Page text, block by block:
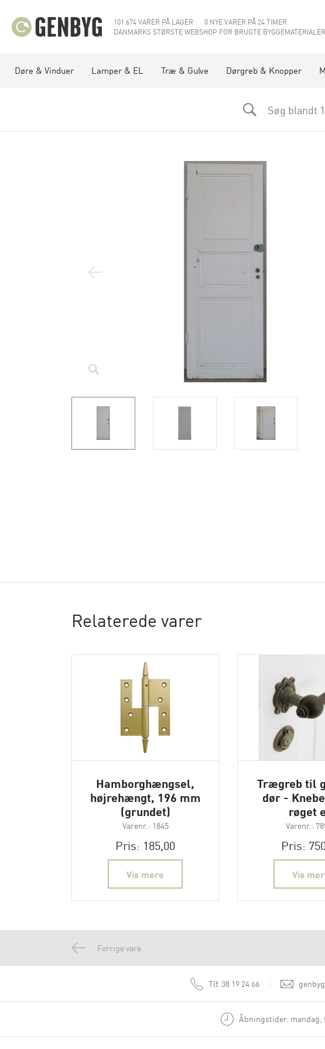
101.674 VARER PÅ LAGER
0 NYE VARER PÅ 24 TIMER
DANMARKS STØRSTE WEBSHOP FOR BRUGTE BYGGEMATERIALER
Døre & Vinduer Lamper & EL Træ & Gulve Dørgreb & Knopper
Søg blandt
Relaterede varer
Hamborghængsel,
højrehængt, 196 mm
(grundet)
Varenr.: 1845
Pris: 185,00
Vis mere
Trægreb til
dør -
røget
Varenr.:
Pris:
Vis
Forrige vare
Tlf. 38 19 24 66
Åbningstider: mandag,